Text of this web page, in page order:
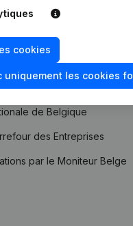
de Belgique
des Entreprises
par le Moniteur Belge
cookies
uniquement les cookies